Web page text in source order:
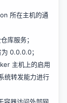
所在主机的通
仓库服务；
为 0.0.0.0；
主机上的启用
统转发能力进行
器访问外部网